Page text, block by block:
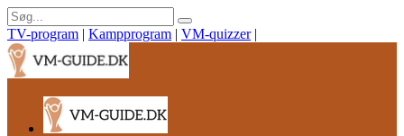
TV-program | Kampprogram | VM-quizzer |